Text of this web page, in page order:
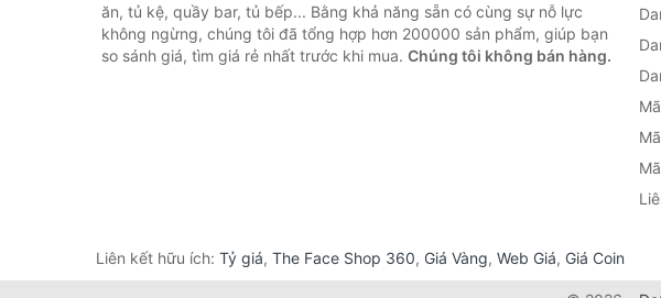
ăn, tủ kệ, quầy bar, tủ bếp... Bằng khả năng sẵn có cùng sự nỗ lực
không ngừng, chúng tôi đã tổng hợp hơn 200000 sản phẩm, giúp bạn
so sánh giá, tìm giá rẻ nhất trước khi mua. Chúng tôi không bán hàng.
Liên kết hữu ích: Tỷ giá, The Face Shop 360, Giá Vàng, Web Giá, Giá Coin